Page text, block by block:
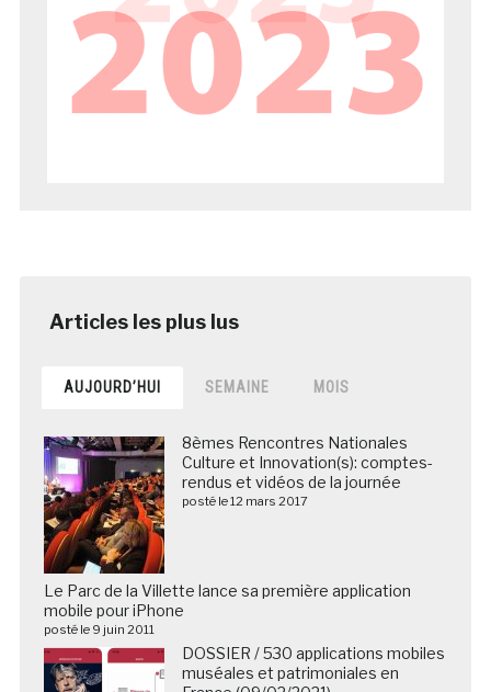
AUJOURD’HUI SEMAINE MOIS
8èmes Rencontres Nationales
Culture et Innovation(s): comptes-
rendus et vidéos de la journée
posté le 12 mars 2017
Le Parc de la Villette lance sa première application
mobile pour iPhone
posté le 9 juin 2011
DOSSIER / 530 applications mobiles
muséales et patrimoniales en